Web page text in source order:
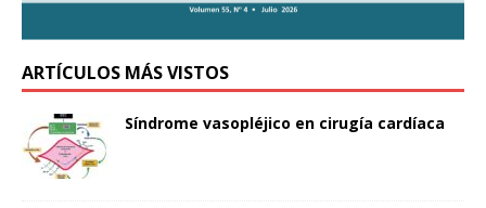
ARTÍCULOS MÁS VISTOS
Síndrome vasopléjico en cirugía cardíaca